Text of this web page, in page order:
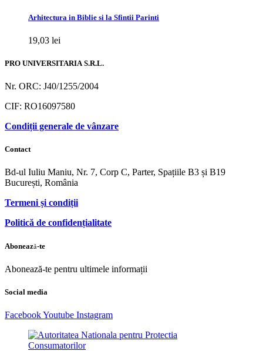
Arhitectura in Biblie si la Sfintii Parinti
19,03 lei
PRO UNIVERSITARIA S.R.L.
Nr. ORC: J40/1255/2004
CIF: RO16097580
Condiții generale de vânzare
Contact
Bd-ul Iuliu Maniu, Nr. 7, Corp C, Parter, Spațiile B3 și B19
București, România
Termeni și condiții
Politică de confidențialitate
Abonează-te
Abonează-te pentru ultimele informații
Social media
FacebookYoutube Instagram